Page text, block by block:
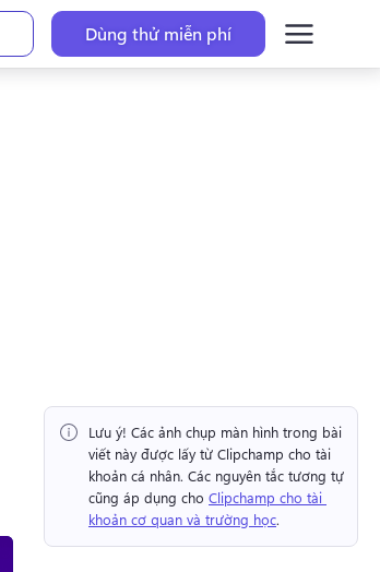
Dùng thử miễn phí
Lưu ý! Các ảnh chụp màn hình trong bài
viết này được lấy từ Clipchamp cho tài
khoản cá nhân. Các nguyên tắc tương tự
cũng áp dụng cho Clipchamp cho tài
khoản cơ quan và trường học.